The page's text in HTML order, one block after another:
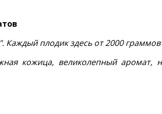
плодик здесь от 2000
кожица, великолепный аромат,